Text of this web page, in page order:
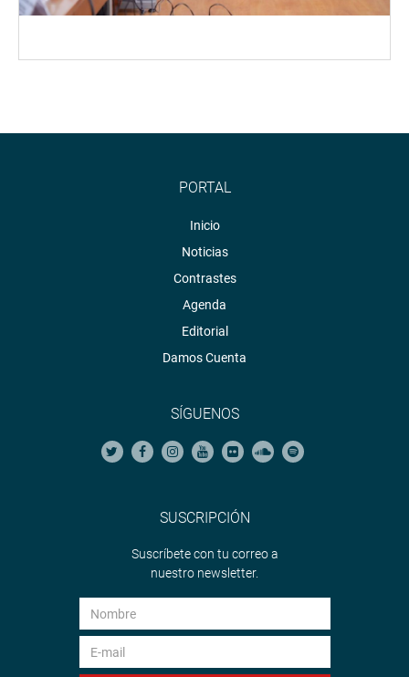
PORTAL
Inicio
Noticias
Contrastes
Agenda
Editorial
Damos Cuenta
SÍGUENOS
SUSCRIPCIÓN
Suscríbete con tu correo a
nuestro newsletter.